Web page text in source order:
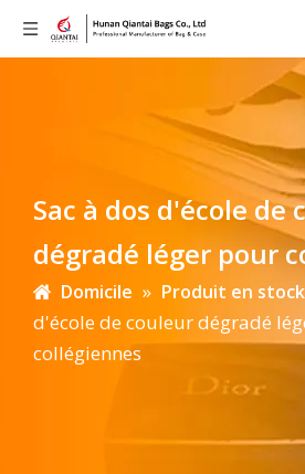
Sac à dos d'école de
dégradé léger pour
Domicile » Produit en stock
d'école de couleur dégradé
collégiennes